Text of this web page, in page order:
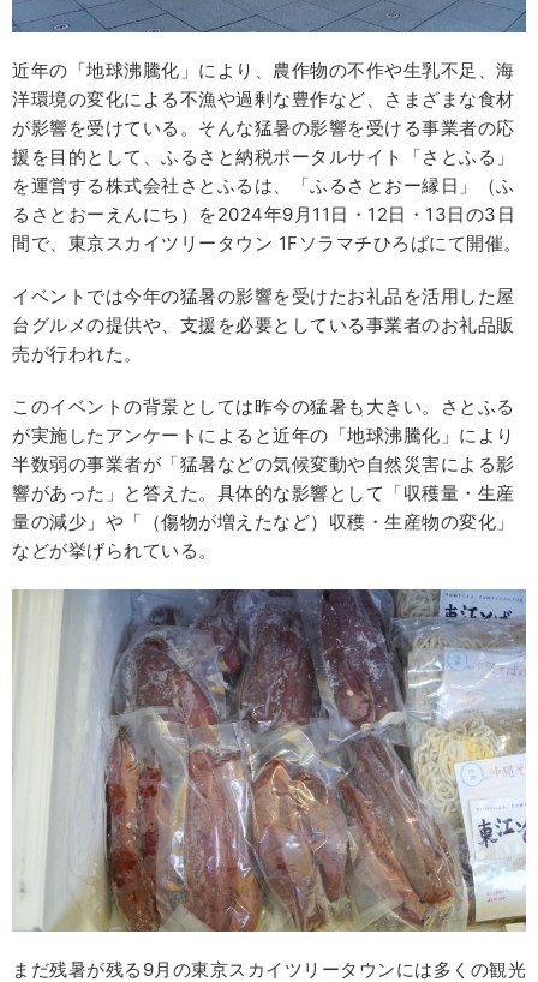
近年の「地球沸騰化」により、農作物の不作や生乳不足、海
洋環境の変化による不漁や過剰な豊作など、さまざまな食材
が影響を受けている。そんな猛暑の影響を受ける事業者の応
援を目的として、ふるさと納税ポータルサイト「さとふる」
を運営する株式会社さとふるは、「ふるさとおー縁日」（ふ
るさとおーえんにち）を2024年9月11日・12日・13日の3日
間で、東京スカイツリータウン 1Fソラマチひろばにて開催。
イベントでは今年の猛暑の影響を受けたお礼品を活用した屋
台グルメの提供や、支援を必要としている事業者のお礼品販
売が行われた。
このイベントの背景としては昨今の猛暑も大きい。さとふる
が実施したアンケートによると近年の「地球沸騰化」により
半数弱の事業者が「猛暑などの気候変動や自然災害による影
響があった」と答えた。具体的な影響として「収穫量・生産
量の減少」や「（傷物が増えたなど）収穫・生産物の変化」
などが挙げられている。
まだ残暑が残る9月の東京スカイツリータウンには多くの観光